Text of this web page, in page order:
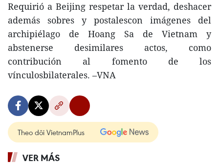
Requirió a Beijing respetar la verdad, deshacer
además sobres y postalescon imágenes del
archipiélago de Hoang Sa de Vietnam y
abstenerse desimilares actos, como
contribución al fomento de los
vínculosbilaterales. –VNA
Theo dõi VietnamPlus
VER MÁS